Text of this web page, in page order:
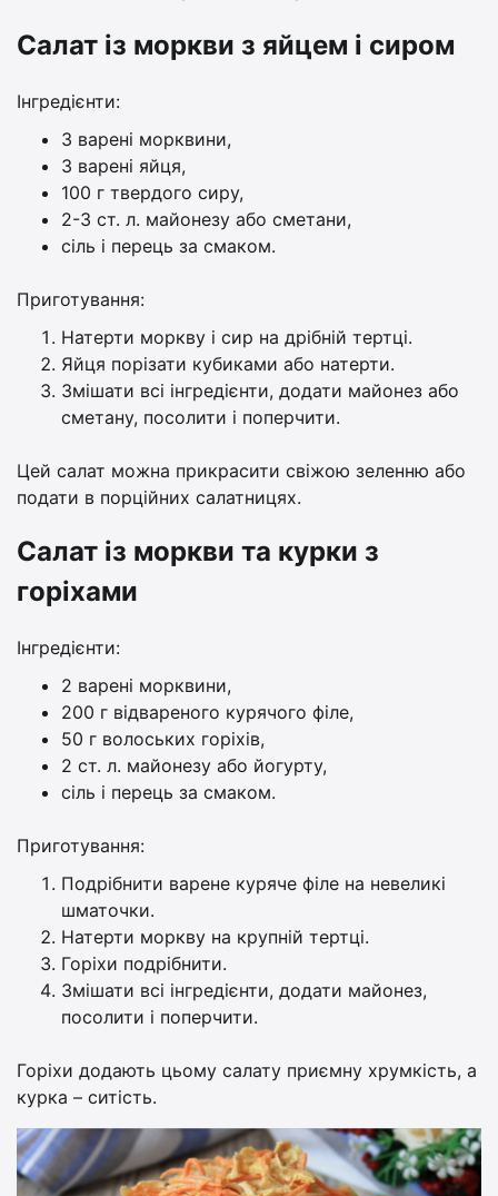
Салат із моркви з яйцем і сиром
Інгредієнти:
3 варені морквини,
3 варені яйця,
100 г твердого сиру,
2-3 ст. л. майонезу або сметани,
сіль і перець за смаком.
Приготування:
Натерти моркву і сир на дрібній тертці.
Яйця порізати кубиками або натерти.
Змішати всі інгредієнти, додати майонез або
сметану, посолити і поперчити.
Цей салат можна прикрасити свіжою зеленню або
подати в порційних салатницях.
Салат із моркви та курки з
горіхами
Інгредієнти:
2 варені морквини,
200 г відвареного курячого філе,
50 г волоських горіхів,
2 ст. л. майонезу або йогурту,
сіль і перець за смаком.
Приготування:
Подрібнити варене куряче філе на невеликі
шматочки.
Натерти моркву на крупній тертці.
Горіхи подрібнити.
Змішати всі інгредієнти, додати майонез,
посолити і поперчити.
Горіхи додають цьому салату приємну хрумкість, а
курка – ситість.